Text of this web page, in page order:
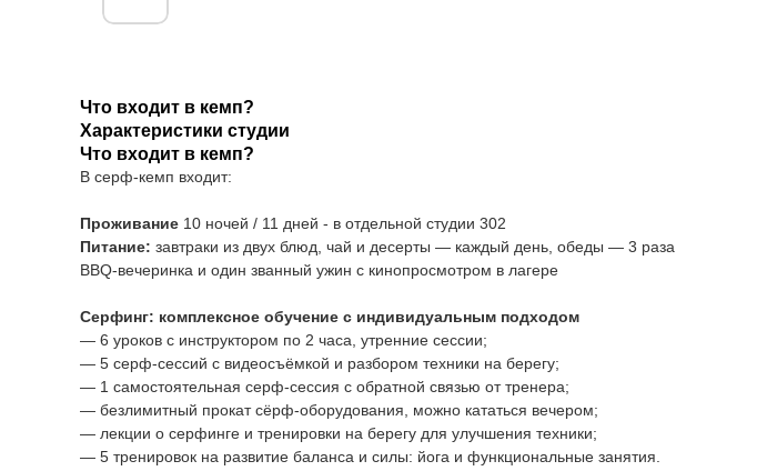
Что входит в кемп?
Характеристики студии
Что входит в кемп?
В серф-кемп входит:
Проживание 10 ночей / 11 дней - в отдельной студии 302
Питание: завтраки из двух блюд, чай и десерты — каждый день, обеды — 3 раза
BBQ-вечеринка и один званный ужин с кинопросмотром в лагере
Серфинг: комплексное обучение с индивидуальным подходом
— 6 уроков с инструктором по 2 часа, утренние сессии;
— 5 серф‑сессий с видеосъёмкой и разбором техники на берегу;
— 1 самостоятельная серф‑сессия с обратной связью от тренера;
— безлимитный прокат сёрф‑оборудования, можно кататься вечером;
— лекции о серфинге и тренировки на берегу для улучшения техники;
— 5 тренировок на развитие баланса и силы: йога и функциональные занятия.